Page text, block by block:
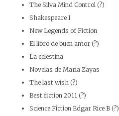
The Silva Mind Control (?)
Shakespeare I
New Legends of Fiction
El libro de buen amor (?)
La celestina
Novelas de Maria Zayas
The last wish (?)
Best fiction 2011 (?)
Science Fiction Edgar Rice B (?)